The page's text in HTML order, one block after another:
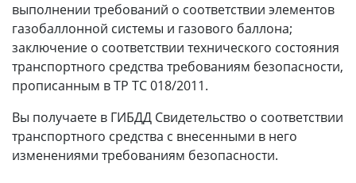
выполнении требований о соответствии элементов
газобаллонной системы и газового баллона;
заключение о соответствии технического состояния
транспортного средства требованиям безопасности,
прописанным в ТР ТС 018/2011.
Вы получаете в ГИБДД Свидетельство о соответствии
транспортного средства с внесенными в него
изменениями требованиям безопасности.